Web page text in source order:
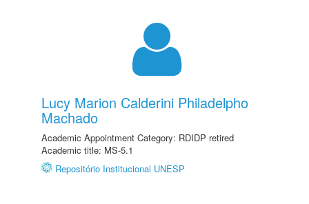
Lucy Marion Calderini Philadelpho
Machado
Academic Appointment Category: RDIDP retired
Academic title: MS-5.1
Repositório Institucional UNESP